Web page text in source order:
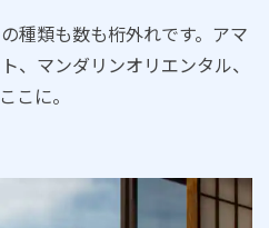
種類も数も桁外れです。アマ
、マンダリンオリエンタル、
こに。